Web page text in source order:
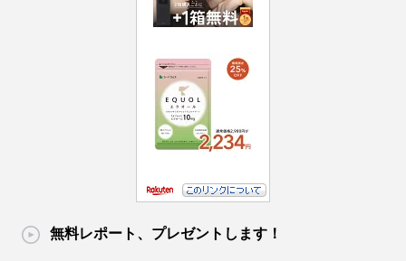
無料レポート、プレゼントします！